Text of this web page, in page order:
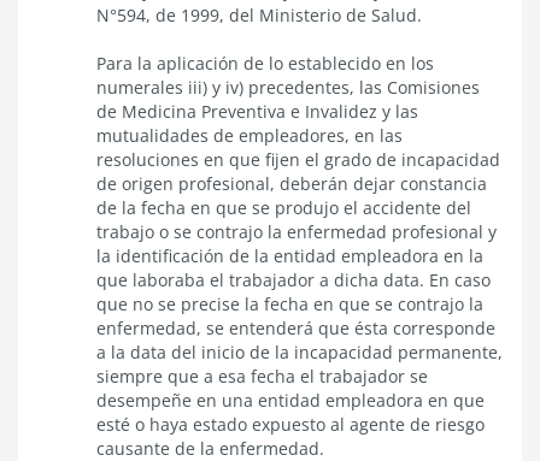
N°594, de 1999, del Ministerio de Salud.
Para la aplicación de lo establecido en los
numerales iii) y iv) precedentes, las Comisiones
de Medicina Preventiva e Invalidez y las
mutualidades de empleadores, en las
resoluciones en que fijen el grado de incapacidad
de origen profesional, deberán dejar constancia
de la fecha en que se produjo el accidente del
trabajo o se contrajo la enfermedad profesional y
la identificación de la entidad empleadora en la
que laboraba el trabajador a dicha data. En caso
que no se precise la fecha en que se contrajo la
enfermedad, se entenderá que ésta corresponde
a la data del inicio de la incapacidad permanente,
siempre que a esa fecha el trabajador se
desempeñe en una entidad empleadora en que
esté o haya estado expuesto al agente de riesgo
causante de la enfermedad.